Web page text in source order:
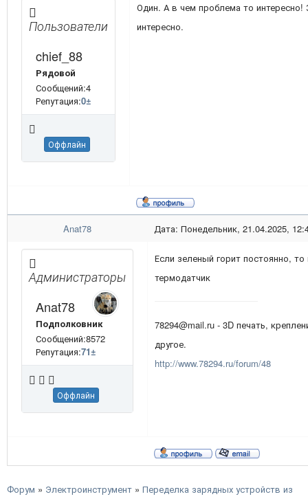
Пользователи
chief_88
Рядовой
Сообщений:4
Репутация:0±
Оффлайн
Один. А в чем проблема то
интересно.
Anat78 Дата: Понедельник, 21.04.2025,
Администраторы
Anat78
Подполковник
Сообщений:8572
Репутация:71±
Оффлайн
Если зеленый горит постоянно,
термодатчик
78294@mail.ru - 3D печать,
другое.
http://www.78294.ru/forum/48
Форум » Электроинструмент » Переделка зарядных устройств из